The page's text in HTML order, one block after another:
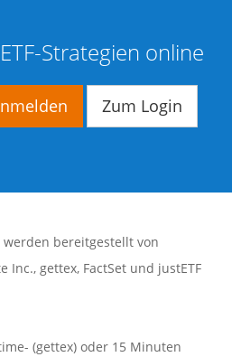
Strategien online
Zum Login
bereitgestellt von
Inc., gettex, FactSet und justETF
(gettex) oder 15 Minuten